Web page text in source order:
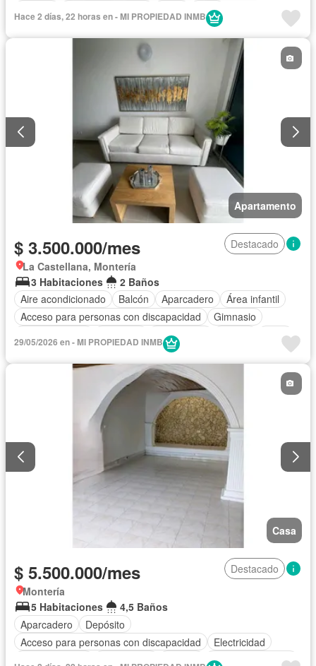
Patio
Hace 2 días, 22 horas en - MI PROPIEDAD INMB
Apartamento
$ 3.500.000/mes
Destacado
La Castellana, Montería
3 Habitaciones
2 Baños
Aire acondicionado
Balcón Aparcadero
Área infantil
Acceso para personas con discapacidad
Gimnasio
Gas natural Agua
29/05/2026 en - MI PROPIEDAD INMB
Casa
$ 5.500.000/mes
Destacado
Montería
5 Habitaciones
4,5 Baños
Aparcadero
Depósito
Acceso para personas con discapacidad
Electricidad
Cuarto de servicio